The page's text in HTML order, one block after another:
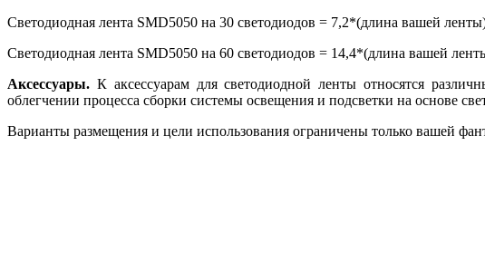
Светодиодная лента SMD5050 на 30 светодиодов = 7,2*(длина вашей
Светодиодная лента SMD5050 на 60 светодиодов = 14,4*(длина вашей
Аксессуары. К аксессуарам для светодиодной ленты относятся
облегчении процесса сборки системы освещения и подсветки на основе
Варианты размещения и цели использования ограничены только вашей